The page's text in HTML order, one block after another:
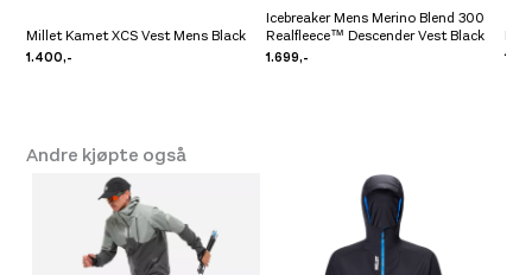
Millet Kamet XCS Vest Mens Black
1.400,-
Icebreaker Mens Merino Blend 300
Realfleece™ Descender Vest Black
1.699,-
Andre kjøpte også